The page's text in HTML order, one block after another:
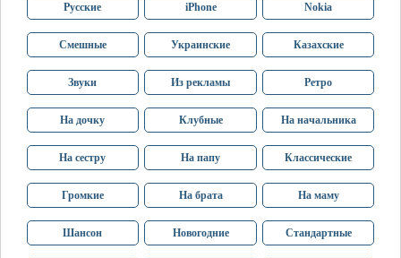
Русские iPhone Nokia
Смешные Украинские Казахские
Звуки Из рекламы Ретро
На дочку Клубные На начальника
На сестру На папу Классические
Громкие На брата На маму
Шансон Новогодние Стандартные